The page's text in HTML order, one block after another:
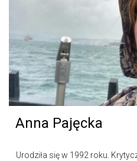
Anna Pajęcka
Urodziła się w 1992 roku.